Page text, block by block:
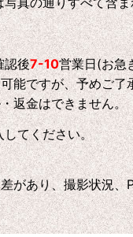
認後7-10営業日(お急
能ですが、予めご了
返金はできません。
てください。
あり、撮影状況、